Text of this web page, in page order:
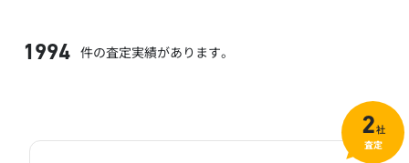
1994 件の査定実績があります。
2社
査定